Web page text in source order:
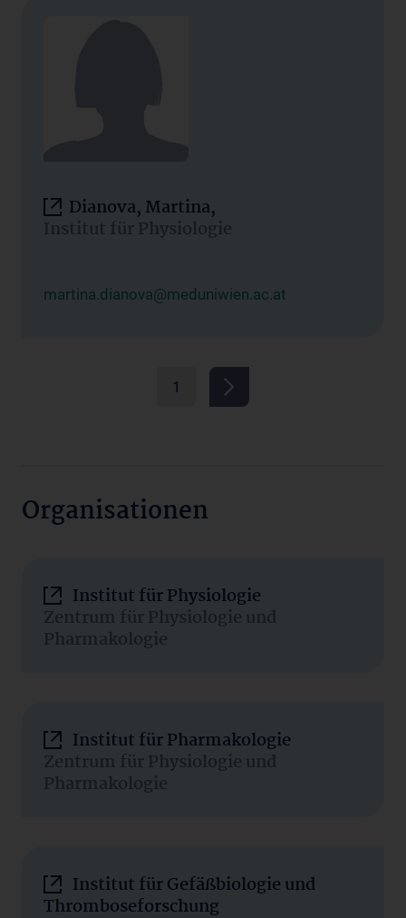
Dianova, Martina,
Institut für Physiologie
martina.dianova@meduniwien.ac.at
1
Organisationen
Institut für Physiologie
Zentrum für Physiologie und
Pharmakologie
Institut für Pharmakologie
Zentrum für Physiologie und
Pharmakologie
Institut für Gefäßbiologie und
Thromboseforschung